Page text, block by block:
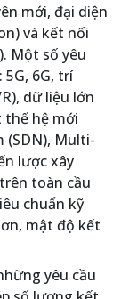
mới, đại diện
và kết nối
Một số yêu
6G, trí
dữ liệu lớn
thế hệ mới
(SDN), Multi-
lược xây
toàn cầu
chuẩn kỹ
mật độ kết
yêu cầu